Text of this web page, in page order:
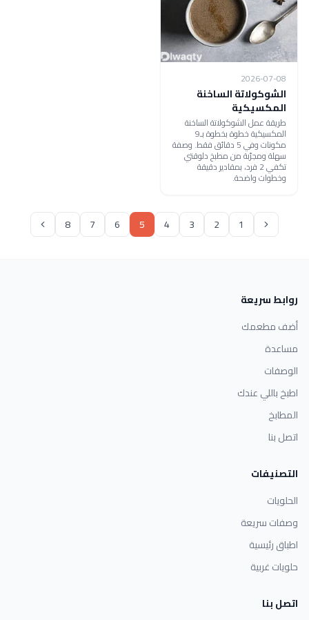
2026-07-08
الشوكولاتة الساخنة
المكسيكية
طريقة عمل الشوكولاتة الساخنة
المكسيكية خطوة بخطوة بـ9
مكونات وفي 5 دقائق فقط. وصفة
سهلة ومجرّبة من مطبخ دلوقتي
تكفي 2 فرد، بمقادير دقيقة
وخطوات واضحة.
1
2
3
4
5
6
7
8
روابط سريعة
أضف مطعمك
مساعدة
الوصفات
اطبخ باللي عندك
المطابخ
اتصل بنا
التصنيفات
الحلويات
وصفات سريعة
اطباق رئيسية
حلويات غربية
اتصل بنا